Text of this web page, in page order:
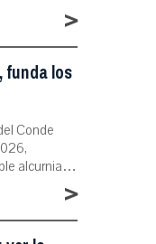
>
funda los
Conde
alcurnia…
>